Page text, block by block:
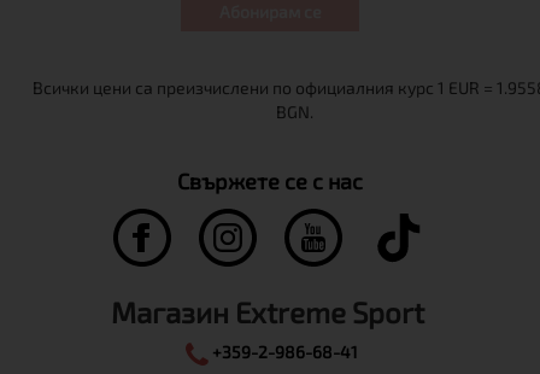
Свържете се с нас
Магазин Extreme Sport
+359-2-986-68-41